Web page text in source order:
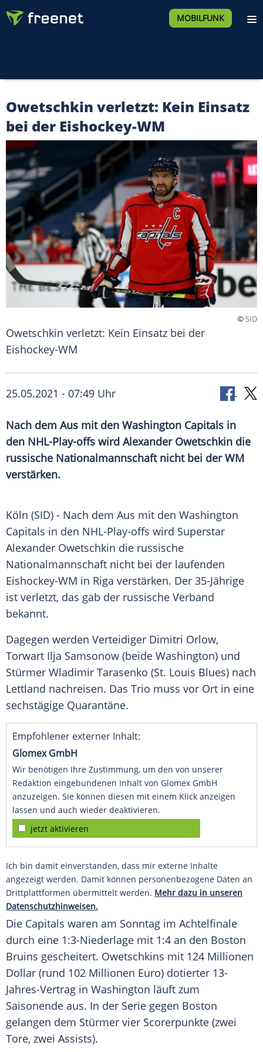
MOBILFUNK
Owetschkin verletzt: Kein Einsatz
bei der Eishockey-WM
©SID
Owetschkin verletzt: Kein Einsatz bei der
Eishockey-WM
25.05.2021 - 07:49 Uhr
Nach dem Aus mit den Washington Capitals in
den NHL-Play-offs wird Alexander Owetschkin die
russische Nationalmannschaft nicht bei der WM
verstärken.
Köln (SID) - Nach dem Aus mit den Washington
Capitals in den NHL-Play-offs wird Superstar
Alexander Owetschkin die russische
Nationalmannschaft nicht bei der laufenden
Eishockey-WM in Riga verstärken. Der 35-Jährige
ist verletzt, das gab der russische Verband
bekannt.
Dagegen werden Verteidiger Dimitri Orlow,
Torwart Ilja Samsonow (beide Washington) und
Stürmer Wladimir Tarasenko (St. Louis Blues) nach
Lettland nachreisen. Das Trio muss vor Ort in eine
sechstägige Quarantäne.
Empfohlener externer Inhalt:
Glomex GmbH
Wir benötigen Ihre Zustimmung, um den von unserer
Redaktion eingebundenen Inhalt von Glomex GmbH
anzuzeigen. Sie können diesen mit einem Klick anzeigen
lassen und auch wieder deaktivieren.
jetzt aktivieren
Ich bin damit einverstanden, dass mir externe Inhalte
angezeigt werden. Damit können personenbezogene Daten an
Drittplattformen übermittelt werden. Mehr dazu in unseren
Datenschutzhinweisen.
Die Capitals waren am Sonntag im Achtelfinale
durch eine 1:3-Niederlage mit 1:4 an den Boston
Bruins gescheitert. Owetschkins mit 124 Millionen
Dollar (rund 102 Millionen Euro) dotierter 13-
Jahres-Vertrag in Washington läuft zum
Saisonende aus. In der Serie gegen Boston
gelangen dem Stürmer vier Scorerpunkte (zwei
Tore, zwei Assists).